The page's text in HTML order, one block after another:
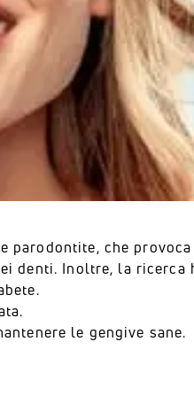
parodontite, che
denti. Inoltre, la ricerca
le gengive sane.